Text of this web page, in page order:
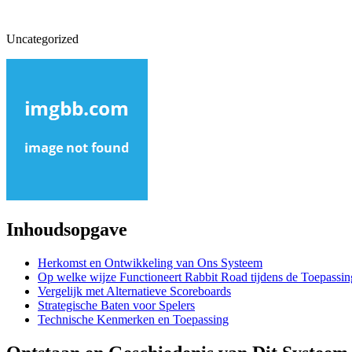
Uncategorized
Inhoudsopgave
Herkomst en Ontwikkeling van Ons Systeem
Op welke wijze Functioneert Rabbit Road tijdens de
Vergelijk met Alternatieve Scoreboards
Strategische Baten voor Spelers
Technische Kenmerken en Toepassing